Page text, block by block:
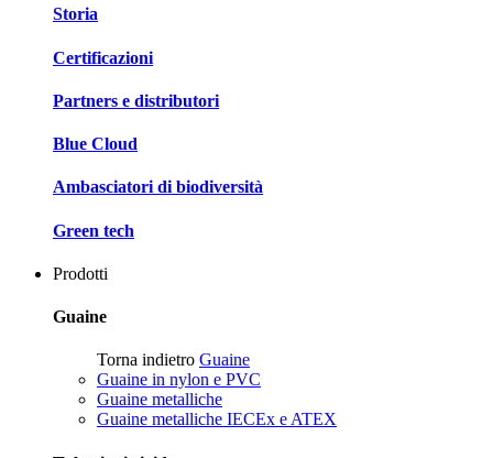
Storia
Certificazioni
Partners e distributori
Blue Cloud
Ambasciatori di biodiversità
Green tech
Prodotti
Guaine
Torna indietro Guaine
Guaine in nylon e PVC
Guaine metalliche
Guaine metalliche IECEx e ATEX